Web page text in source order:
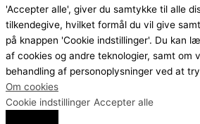
'Accepter alle', giver du samtykke til alle
tilkendegive, hvilket formål du vil give
på knappen 'Cookie indstillinger'. Du kan
af cookies og andre teknologier, samt om
behandling af personoplysninger ved at
Om cookies
Cookie indstillinger Accepter alle